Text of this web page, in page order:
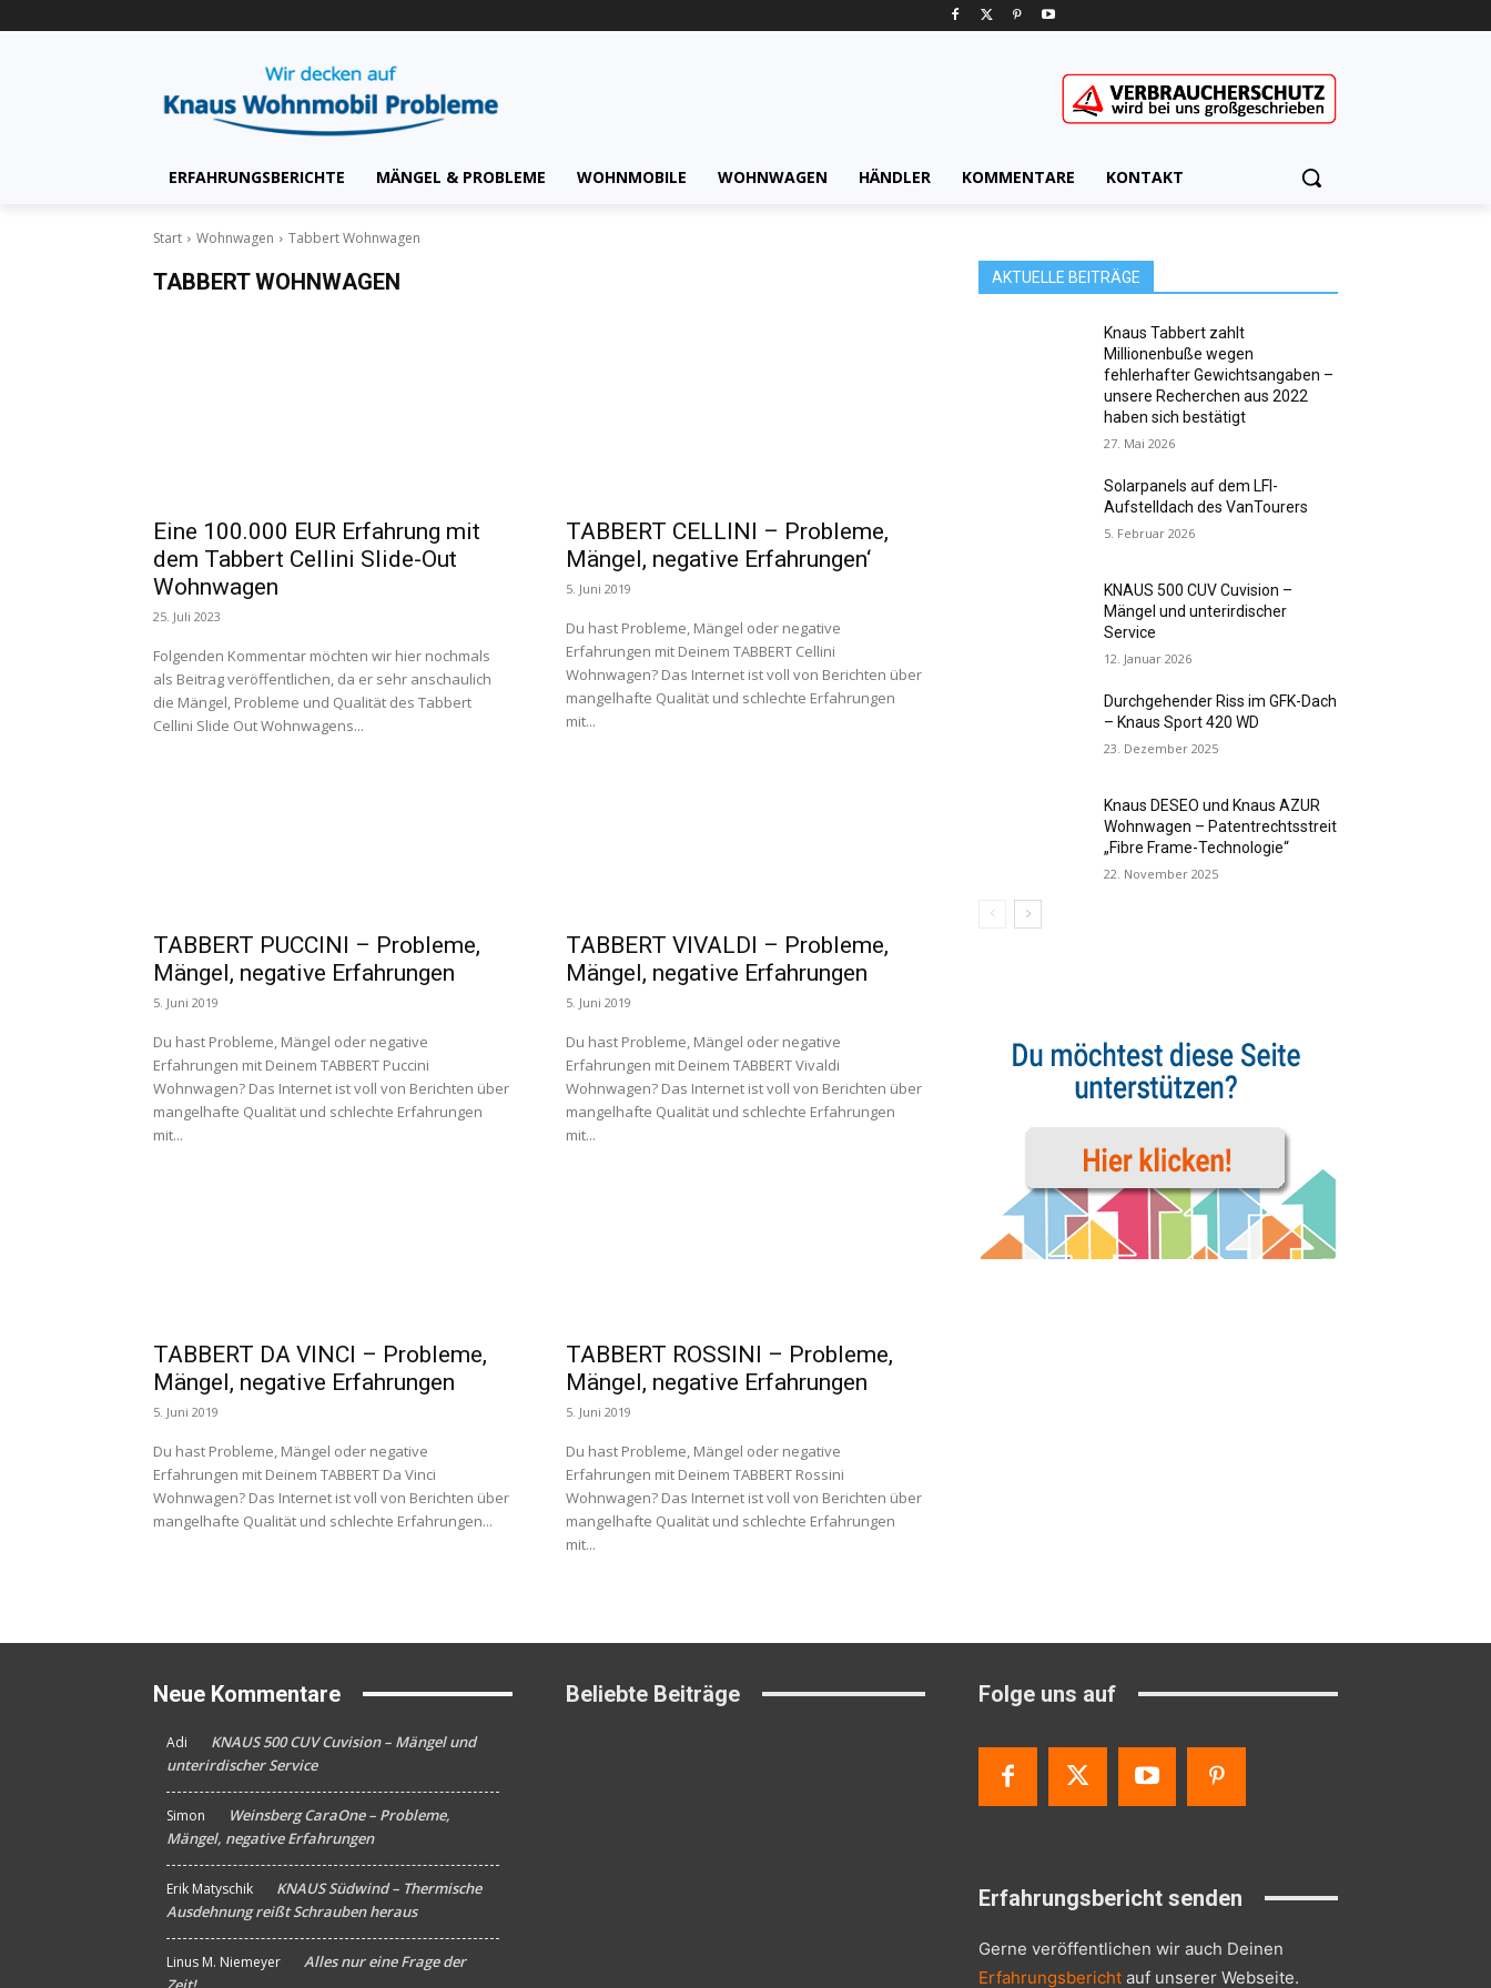
ERFAHRUNGSBERICHTE MÄNGEL & PROBLEME WOHNMOBILE WOHNWAGEN HÄNDLER KOMMENTARE KONTAKT
Start Wohnwagen Tabbert Wohnwagen
TABBERT WOHNWAGEN
Eine 100.000 EUR Erfahrung mit
dem Tabbert Cellini Slide-Out
Wohnwagen
25. Juli 2023
Folgenden Kommentar möchten wir hier nochmals
als Beitrag veröffentlichen, da er sehr anschaulich
die Mängel, Probleme und Qualität des Tabbert
Cellini Slide Out Wohnwagens...
TABBERT CELLINI – Probleme,
Mängel, negative Erfahrungen‘
5. Juni 2019
Du hast Probleme, Mängel oder negative
Erfahrungen mit Deinem TABBERT Cellini
Wohnwagen? Das Internet ist voll von Berichten über
mangelhafte Qualität und schlechte Erfahrungen
mit...
TABBERT PUCCINI – Probleme,
Mängel, negative Erfahrungen
5. Juni 2019
Du hast Probleme, Mängel oder negative
Erfahrungen mit Deinem TABBERT Puccini
Wohnwagen? Das Internet ist voll von Berichten über
mangelhafte Qualität und schlechte Erfahrungen
mit...
TABBERT VIVALDI – Probleme,
Mängel, negative Erfahrungen
5. Juni 2019
Du hast Probleme, Mängel oder negative
Erfahrungen mit Deinem TABBERT Vivaldi
Wohnwagen? Das Internet ist voll von Berichten über
mangelhafte Qualität und schlechte Erfahrungen
mit...
TABBERT DA VINCI – Probleme,
Mängel, negative Erfahrungen
5. Juni 2019
Du hast Probleme, Mängel oder negative
Erfahrungen mit Deinem TABBERT Da Vinci
Wohnwagen? Das Internet ist voll von Berichten über
mangelhafte Qualität und schlechte Erfahrungen...
TABBERT ROSSINI – Probleme,
Mängel, negative Erfahrungen
5. Juni 2019
Du hast Probleme, Mängel oder negative
Erfahrungen mit Deinem TABBERT Rossini
Wohnwagen? Das Internet ist voll von Berichten über
mangelhafte Qualität und schlechte Erfahrungen
mit...
AKTUELLE BEITRÄGE
Knaus Tabbert zahlt
Millionenbuße wegen
fehlerhafter Gewichtsangaben –
unsere Recherchen aus 2022
haben sich bestätigt
27. Mai 2026
Solarpanels auf dem LFI-
Aufstelldach des VanTourers
5. Februar 2026
KNAUS 500 CUV Cuvision –
Mängel und unterirdischer
Service
12. Januar 2026
Durchgehender Riss im GFK-Dach
– Knaus Sport 420 WD
23. Dezember 2025
Knaus DESEO und Knaus AZUR
Wohnwagen – Patentrechtsstreit
„Fibre Frame-Technologie“
22. November 2025
Neue Kommentare
Adi
KNAUS 500 CUV Cuvision – Mängel und
unterirdischer Service
Simon
Weinsberg CaraOne – Probleme,
Mängel, negative Erfahrungen
Erik Matyschik
KNAUS Südwind – Thermische
Ausdehnung reißt Schrauben heraus
Linus M. Niemeyer
Alles nur eine Frage der
Beliebte Beiträge Folge uns auf
Erfahrungsbericht senden
Gerne veröffentlichen wir auch Deinen
Erfahrungsbericht auf unserer Webseite.